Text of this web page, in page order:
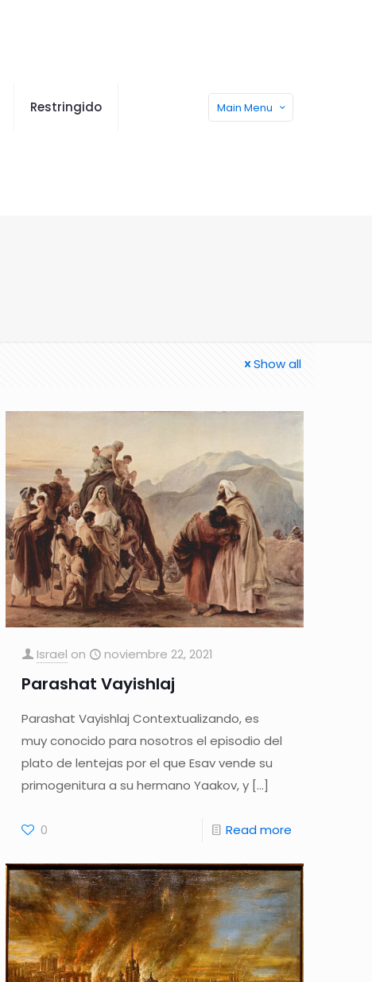
Restringido Main Menu
Show all
Israel on noviembre 22, 2021
Parashat Vayishlaj
Parashat Vayishlaj Contextualizando, es
muy conocido para nosotros el episodio del
plato de lentejas por el que Esav vende su
primogenitura a su hermano Yaakov, y […]
0 Read more